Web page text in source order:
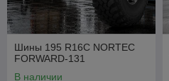
Шины 195 R16C NORTEC
FORWARD-131
В наличии